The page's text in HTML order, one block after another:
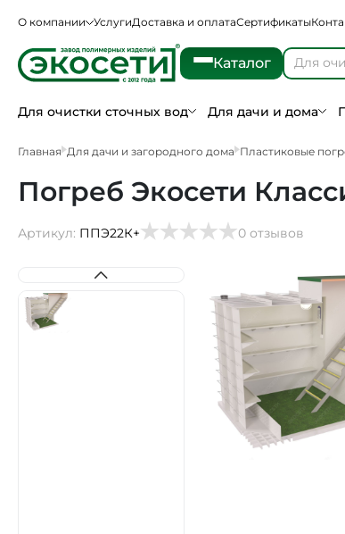
О компании УслугиДоставка и оплатаСертификаты
Каталог
Для очистки сточных вод Для дачи и дома
Главная Для дачи и загородного дома Пластиковые
Погреб Экосети
Артикул: ППЭ22К+ 0 отзывов